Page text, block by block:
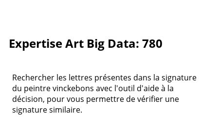
Expertise Art Big Data: 780
Rechercher les lettres présentes dans la signature
du peintre vinckebons avec l'outil d'aide à la
décision, pour vous permettre de vérifier une
signature similaire.